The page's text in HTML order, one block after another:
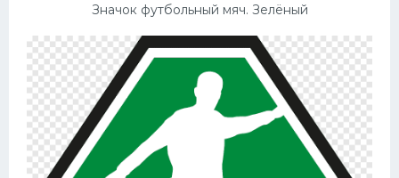
Значок футбольный мяч. Зелёный